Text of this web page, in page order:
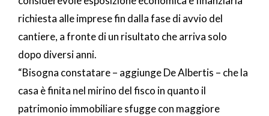
richiesta alle imprese fin dalla fase di avvio del
cantiere, a fronte di un risultato che arriva solo
dopo diversi anni.
“Bisogna constatare – aggiunge De Albertis – che la
casa è finita nel mirino del fisco in quanto il
patrimonio immobiliare sfugge con maggiore